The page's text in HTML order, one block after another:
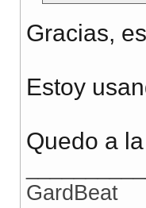
Gracias,
Estoy
Quedo a
GardBeat